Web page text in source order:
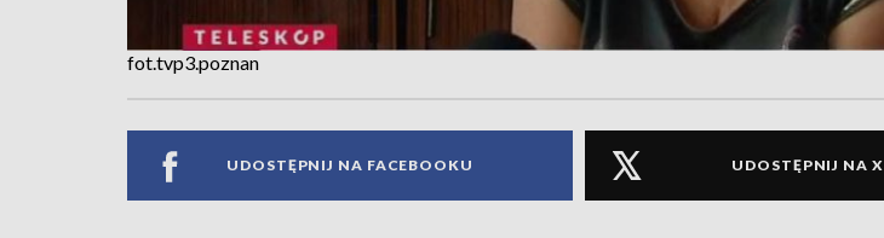
fot.tvp3.poznan
UDOSTĘPNIJ NA FACEBOOKU UDOSTĘPNIJ NA X